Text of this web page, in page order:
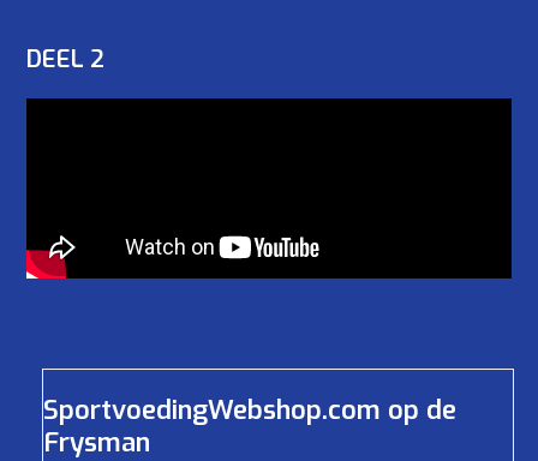
DEEL 2
SportvoedingWebshop.com op de
Frysman